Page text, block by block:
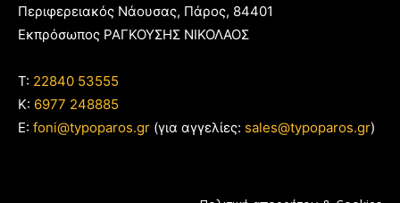
Περιφερειακός Νάουσας, Πάρος, 84401
Εκπρόσωπος ΡΑΓΚΟΥΣΗΣ ΝΙΚΟΛΑΟΣ
T: 22840 53555
Κ: 6977 248885
E: foni@typoparos.gr (για αγγελίες: sales@typoparos.gr)